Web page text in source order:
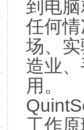
到电
任何
场、
造业
用。
工作